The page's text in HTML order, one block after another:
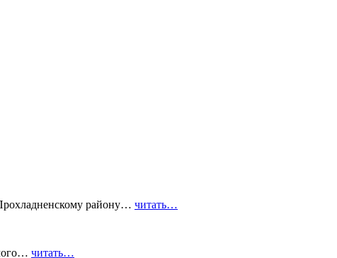
району… читать…
читать…